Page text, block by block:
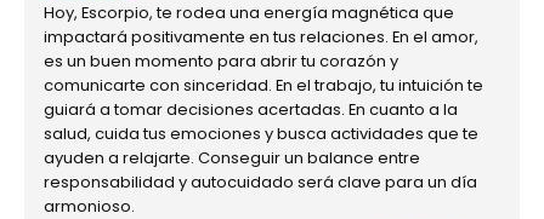
Hoy, Escorpio, te rodea una energía magnética que
impactará positivamente en tus relaciones. En el amor,
es un buen momento para abrir tu corazón y
comunicarte con sinceridad. En el trabajo, tu intuición te
guiará a tomar decisiones acertadas. En cuanto a la
salud, cuida tus emociones y busca actividades que te
ayuden a relajarte. Conseguir un balance entre
responsabilidad y autocuidado será clave para un día
armonioso.